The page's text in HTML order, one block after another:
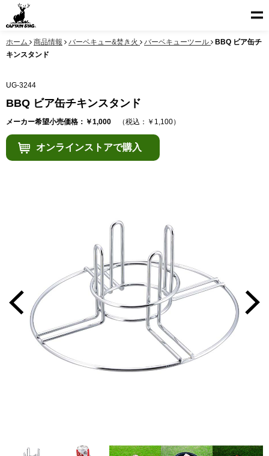
ホーム 商品情報 バーベキュー&焚き火 バーベキューツール
BBQ ビア缶チ
キンスタンド
UG-3244
BBQ ビア缶チキンスタンド
メーカー希望小売価格：￥1,000 （税込：￥1,100）
オンラインストアで購入